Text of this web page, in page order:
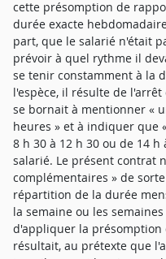
cette présomption de
durée exacte
part, que le salarié n'était
prévoir à quel rythme il
se tenir constamment à la
l'espèce, il résulte de
se bornait à mentionner «
heures » et à indiquer que
8 h 30 à 12 h 30 ou de 14
salarié. Le présent contrat
complémentaires » de
répartition de la durée
la semaine ou les
d'appliquer la
résultait, au prétexte que